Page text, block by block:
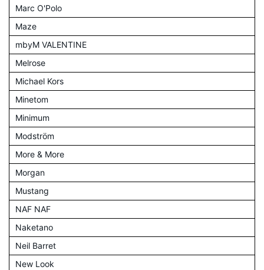
Marc O'Polo
Maze
mbyM VALENTINE
Melrose
Michael Kors
Minetom
Minimum
Modström
More & More
Morgan
Mustang
NAF NAF
Naketano
Neil Barret
New Look